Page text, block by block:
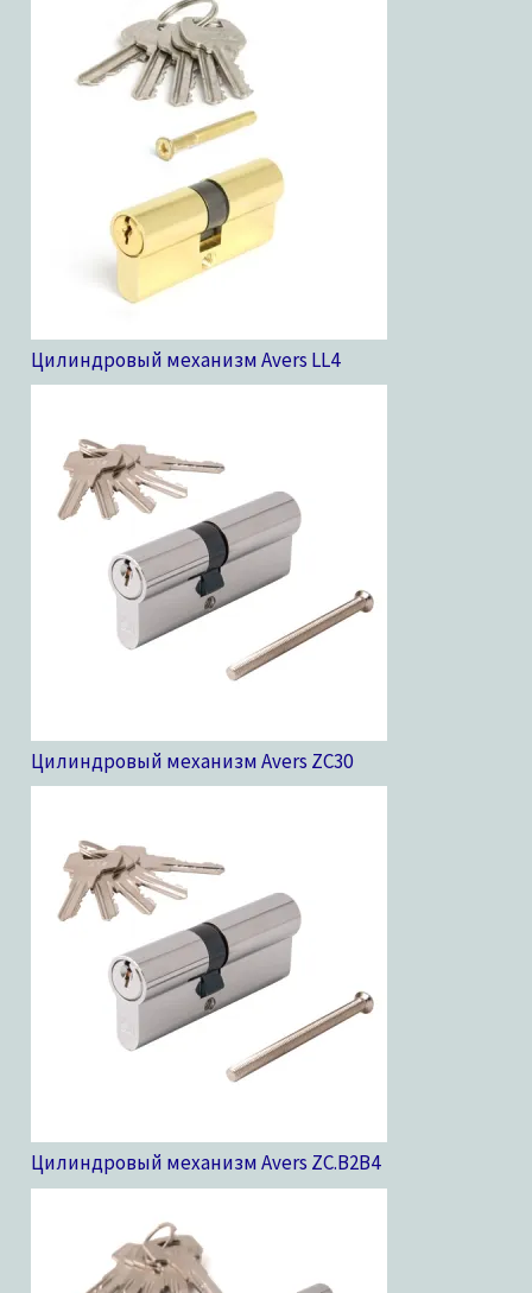
Цилиндровый механизм Avers LL4
Цилиндровый механизм Avers ZC30
Цилиндровый механизм Avers ZC.B2B4